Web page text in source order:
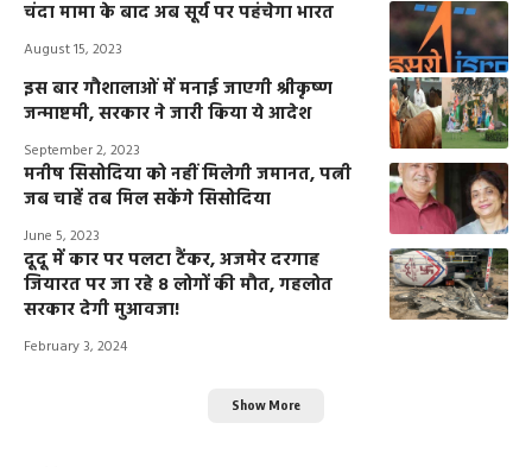
चंदा मामा के बाद अब सूर्य पर पहंचेगा भारत
August 15, 2023
इस बार गौशालाओं में मनाई जाएगी श्रीकृष्ण
जन्माष्टमी, सरकार ने जारी किया ये आदेश
September 2, 2023
मनीष सिसोदिया को नहीं मिलेगी जमानत, पत्नी
जब चाहें तब मिल सकेंगे सिसोदिया
June 5, 2023
दूदू में कार पर पलटा टैंकर, अजमेर दरगाह
जियारत पर जा रहे 8 लोगों की मौत, गहलोत
सरकार देगी मुआवजा!
February 3, 2024
Show More